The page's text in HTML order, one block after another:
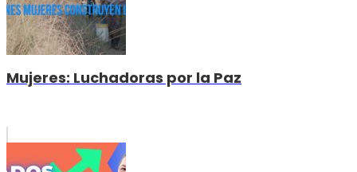
Mujeres: Luchadoras por la Paz